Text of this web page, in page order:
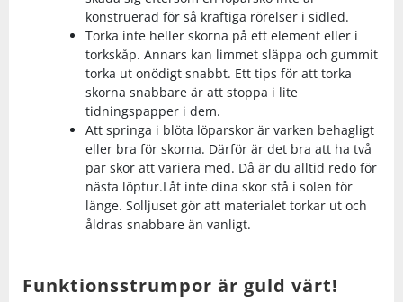
konstruerad för så kraftiga rörelser i sidled.
Torka inte heller skorna på ett element eller i
torkskåp. Annars kan limmet släppa och gummit
torka ut onödigt snabbt. Ett tips för att torka
skorna snabbare är att stoppa i lite
tidningspapper i dem.
Att springa i blöta löparskor är varken behagligt
eller bra för skorna. Därför är det bra att ha två
par skor att variera med. Då är du alltid redo för
nästa löptur.Låt inte dina skor stå i solen för
länge. Solljuset gör att materialet torkar ut och
åldras snabbare än vanligt.
Funktionsstrumpor är guld värt!